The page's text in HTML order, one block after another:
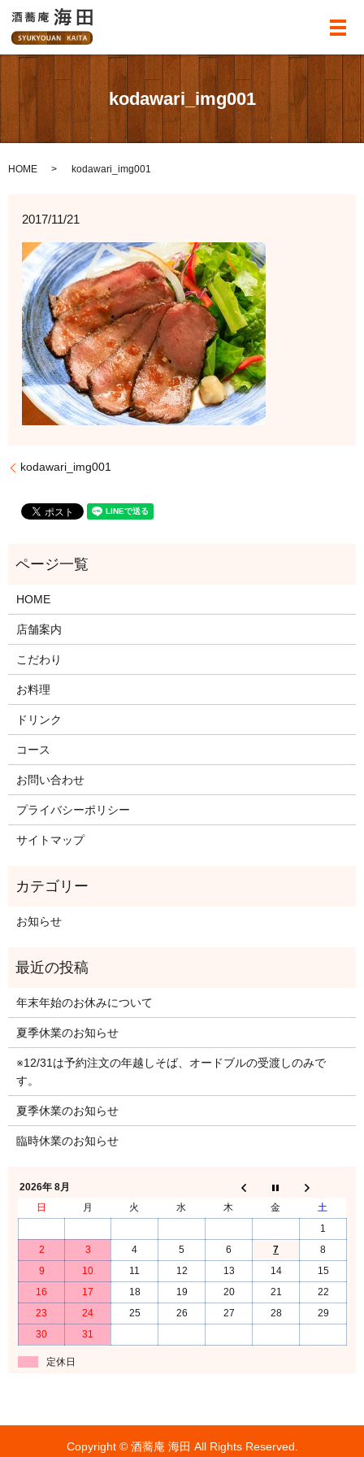
メ
kodawari_img001
HOME kodawari_img001
2017/11/21
kodawari_img001
HOME
店舗案内
こだわり
お料理
ドリンク
コース
お問い合わせ
プライバシーポリシー
サイトマップ
お知らせ
年末年始のお休みについて
夏季休業のお知らせ
※12/31は予約注文の年越しそば、オードブルの受渡しのみで
す。
夏季休業のお知らせ
臨時休業のお知らせ
2026年 8月
日
月 火 水 木 金
土
1
2
3 4 5 6 7
8
9
10 11 12 13 14
15
16
17 18 19 20 21
22
23
24 25 26 27 28
29
30
31
定休日
Copyright © 酒蕎庵 海田 All Rights Reserved.